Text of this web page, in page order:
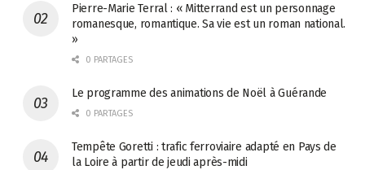
Pierre-Marie Terral : « Mitterrand est un personnage
romanesque, romantique. Sa vie est un roman national.
»
0 PARTAGES
Le programme des animations de Noël à Guérande
0 PARTAGES
Tempête Goretti : trafic ferroviaire adapté en Pays de
la Loire à partir de jeudi après-midi